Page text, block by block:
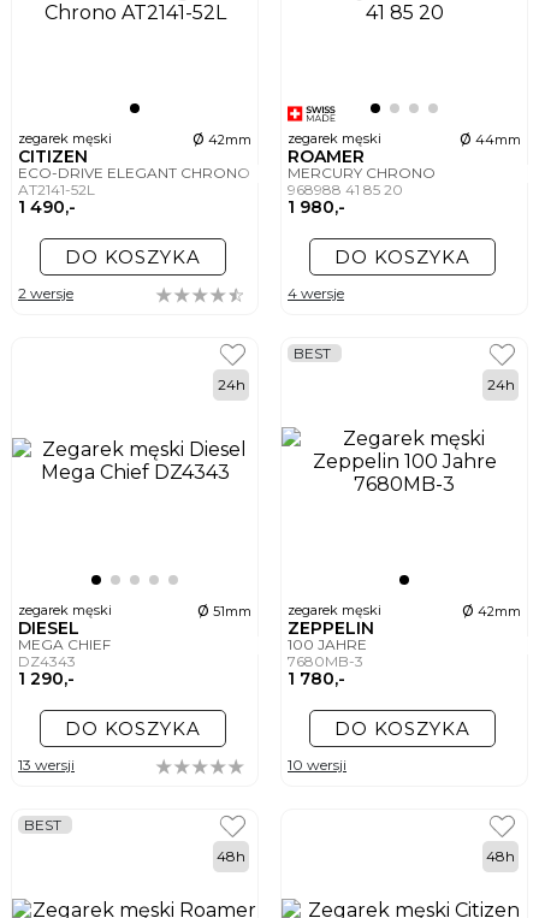
zegarek męski ø 42mm
CITIZEN
ECO-DRIVE ELEGANT CHRONO
AT2141-52L
1 490,-
DO KOSZYKA
2 wersje
zegarek męski ø 44mm
ROAMER
MERCURY CHRONO
968988 41 85 20
1 980,-
DO KOSZYKA
4 wersje
zegarek męski ø 51mm
DIESEL
MEGA CHIEF
DZ4343
1 290,-
24h
DO KOSZYKA
13 wersji
zegarek męski ø 42mm
ZEPPELIN
100 JAHRE
7680MB-3
1 780,-
BEST
24h
DO KOSZYKA
10 wersji
BEST
48h
48h